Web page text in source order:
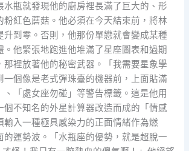
水瓶就發現他的廚房裡長滿了巨大的、形
粉紅色蘑菇。他必須在今天結束前，將林
升到零。否則，他那份單戀就會變成某種
。他緊張地跑進他堆滿了星座圖表和過期
那裡放著他的秘密武器。「我需要星象學
一個像是老式彈珠臺的機器前，上面貼滿
、「處女座勿碰」等警告標籤。這是他用
個不知名的外星計算器改造而成的「情感
輸入一種極具感染力的正面情緒作為燃
的運勢波。「水瓶座的優勢，就是超脫一